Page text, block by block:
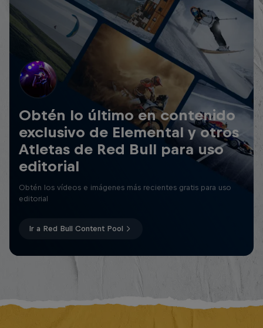
Obtén lo último en contenido
exclusivo de Elemental y otros
Atletas de Red Bull para uso
editorial
Obtén los vídeos e imágenes más recientes gratis para uso
editorial
Ir a Red Bull Content Pool